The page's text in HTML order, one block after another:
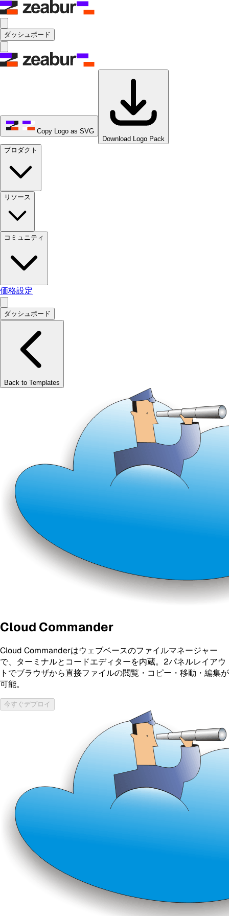
ダッシュボード
Copy Logo as SVG
Download Logo Pack
プロダクト
リソース
コミュニティ
価格設定
ダッシュボード
Back to Templates
Cloud Commander
Cloud Commanderはウェブベースのファイルマネージャー
で、ターミナルとコードエディターを内蔵。2パネルレイアウ
トでブラウザから直接ファイルの閲覧・コピー・移動・編集が
可能。
今すぐデプロイ